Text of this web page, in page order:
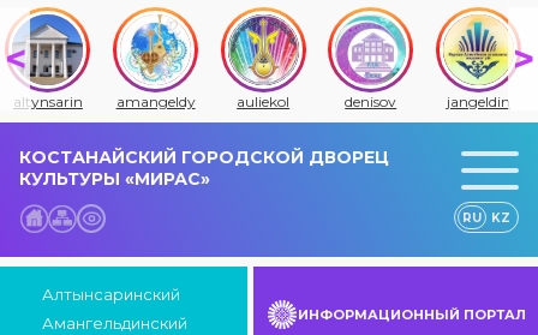
altynsarin amangeldy auliekol denisov jangeldin
КОСТАНАЙСКИЙ ГОРОДСКОЙ ДВОРЕЦ
КУЛЬТУРЫ «МИРАС»
RU KZ
Алтынсаринский
Амангельдинский
ИНФОРМАЦИОННЫЙ ПОРТАЛ